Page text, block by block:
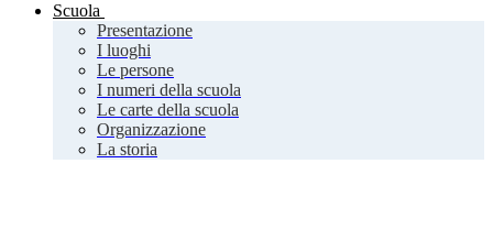
Scuola
Presentazione
I luoghi
Le persone
I numeri della scuola
Le carte della scuola
Organizzazione
La storia